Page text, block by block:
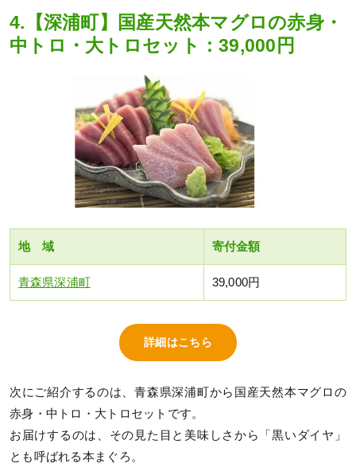
4.【深浦町】国産天然本マグロの赤身・
中トロ・大トロセット：39,000円
地 域 寄付金額
青森県深浦町 39,000円
詳細はこちら
次にご紹介するのは、青森県深浦町から国産天然本マグロの
赤身・中トロ・大トロセットです。
お届けするのは、その見た目と美味しさから「黒いダイヤ」
とも呼ばれる本まぐろ。